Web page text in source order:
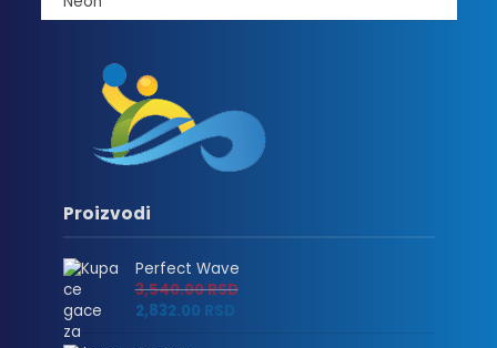
Proizvodi
Perfect Wave
3,540.00RSD
2,832.00 RSD